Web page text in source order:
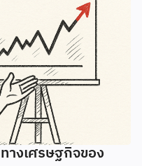
างเศรษฐกิจของ